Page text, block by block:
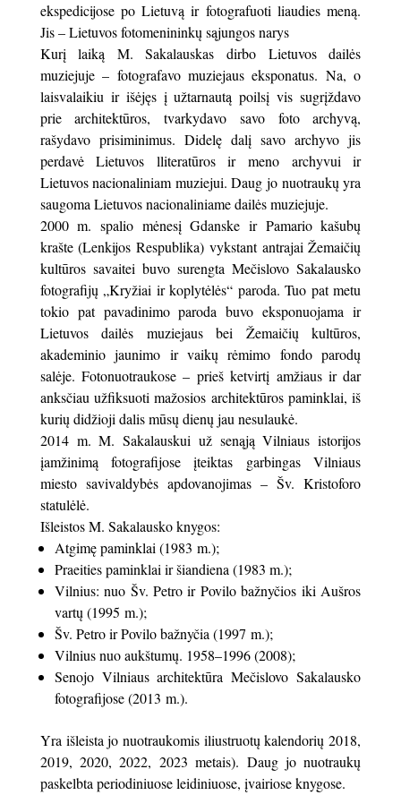
ekspedicijose po Lietuvą ir fotografuoti liaudies meną.
Jis – Lietuvos fotomenininkų sąjungos narys
Kurį laiką M. Sakalauskas dirbo Lietuvos dailės
muziejuje – fotografavo muziejaus eksponatus. Na, o
laisvalaikiu ir išėjęs į užtarnautą poilsį vis sugrįždavo
prie architektūros, tvarkydavo savo foto archyvą,
rašydavo prisiminimus. Didelę dalį savo archyvo jis
perdavė Lietuvos lliteratūros ir meno archyvui ir
Lietuvos nacionaliniam muziejui. Daug jo nuotraukų yra
saugoma Lietuvos nacionaliniame dailės muziejuje.
2000 m. spalio mėnesį Gdanske ir Pamario kašubų
krašte (Lenkijos Respublika) vykstant antrajai Žemaičių
kultūros savaitei buvo surengta Mečislovo Sakalausko
fotografijų „Kryžiai ir koplytėlės“ paroda. Tuo pat metu
tokio pat pavadinimo paroda buvo eksponuojama ir
Lietuvos dailės muziejaus bei Žemaičių kultūros,
akademinio jaunimo ir vaikų rėmimo fondo parodų
salėje. Fotonuotraukose – prieš ketvirtį amžiaus ir dar
anksčiau užfiksuoti mažosios architektūros paminklai, iš
kurių didžioji dalis mūsų dienų jau nesulaukė.
2014 m. M. Sakalauskui už senąją Vilniaus istorijos
įamžinimą fotografijose įteiktas garbingas Vilniaus
miesto savivaldybės apdovanojimas – Šv. Kristoforo
statulėlė.
Išleistos M. Sakalausko knygos:
Atgimę paminklai (1983 m.);
Praeities paminklai ir šiandiena (1983 m.);
Vilnius: nuo Šv. Petro ir Povilo bažnyčios iki Aušros
vartų (1995 m.);
Šv. Petro ir Povilo bažnyčia (1997 m.);
Vilnius nuo aukštumų. 1958–1996 (2008);
Senojo Vilniaus architektūra Mečislovo Sakalausko
fotografijose (2013 m.).
Yra išleista jo nuotraukomis iliustruotų kalendorių 2018,
2019, 2020, 2022, 2023 metais). Daug jo nuotraukų
paskelbta periodiniuose leidiniuose, įvairiose knygose.